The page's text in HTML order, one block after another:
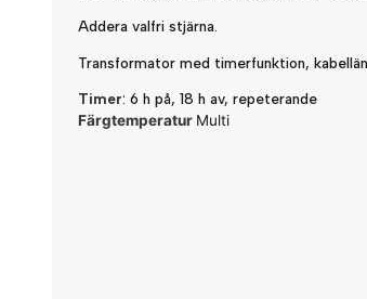
Addera valfri stjärna.
Transformator med timerfunktion,
Timer: 6 h på, 18 h av, repeterande
Färgtemperatur Multi